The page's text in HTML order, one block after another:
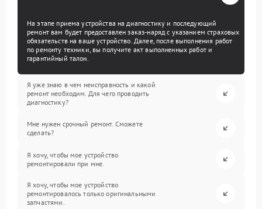
На этапе приема устройства на диагностику и последующий
ремонт вам будет предоставлен заказ-наряд с указанием страховых
обязательств на ваше устройство. Далее, после выполнения работ
по ремонту техники, вы получите акт выполненных работ и
гарантийный талон.
Я уже знаю в чем неисправность и какой
ремонт необходим. Для чего проводить
диагностику?
Мне нужен срочный ремонт. Сможете
сделать?
Я хочу, чтобы мое устройство
ремонтировали при мне.
Я хочу, чтобы мое устройство
ремонтировалось только оригинальными
запчастями.